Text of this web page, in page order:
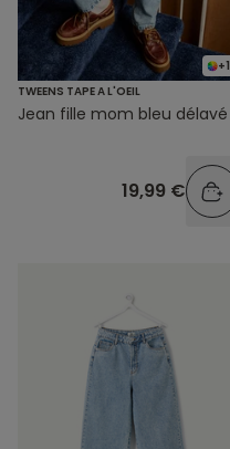
+1
TWEENS TAPE A L'OEIL
Jean fille mom bleu délavé
19,99 €